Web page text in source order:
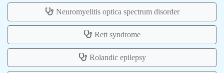
Neuromyelitis optica spectrum disorder
Rett syndrome
Rolandic epilepsy